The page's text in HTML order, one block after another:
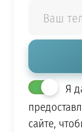
Я
сайте,